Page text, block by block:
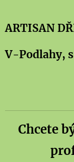
ARTISAN
V-Podlahy,
Chcete